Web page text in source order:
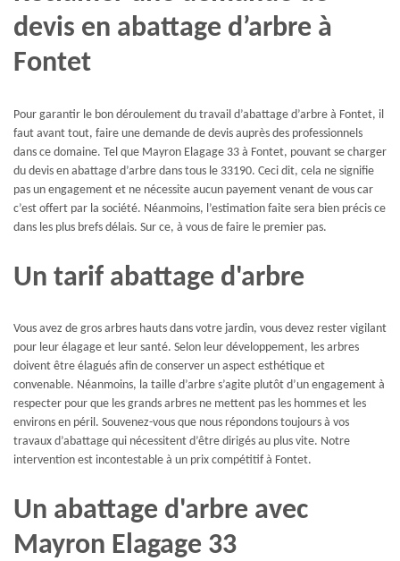
devis en abattage d’arbre à
Fontet
Pour garantir le bon déroulement du travail d’abattage d’arbre à Fontet, il
faut avant tout, faire une demande de devis auprès des professionnels
dans ce domaine. Tel que Mayron Elagage 33 à Fontet, pouvant se charger
du devis en abattage d’arbre dans tous le 33190. Ceci dit, cela ne signifie
pas un engagement et ne nécessite aucun payement venant de vous car
c’est offert par la société. Néanmoins, l’estimation faite sera bien précis ce
dans les plus brefs délais. Sur ce, à vous de faire le premier pas.
Un tarif abattage d'arbre
Vous avez de gros arbres hauts dans votre jardin, vous devez rester vigilant
pour leur élagage et leur santé. Selon leur développement, les arbres
doivent être élagués afin de conserver un aspect esthétique et
convenable. Néanmoins, la taille d’arbre s’agite plutôt d’un engagement à
respecter pour que les grands arbres ne mettent pas les hommes et les
environs en péril. Souvenez-vous que nous répondons toujours à vos
travaux d’abattage qui nécessitent d’être dirigés au plus vite. Notre
intervention est incontestable à un prix compétitif à Fontet.
Un abattage d'arbre avec
Mayron Elagage 33